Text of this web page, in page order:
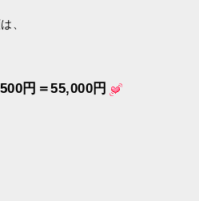
、
円＝55,000円